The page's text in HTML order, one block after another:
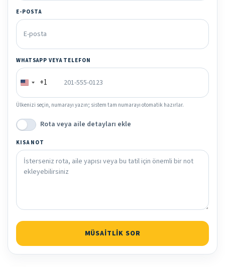
E-POSTA
WHATSAPP VEYA TELEFON
+1
Ülkenizi seçin, numarayı yazın; sistem tam numarayı otomatik hazırlar.
Rota veya aile detayları ekle
KISA NOT
MÜSAITLIK SOR